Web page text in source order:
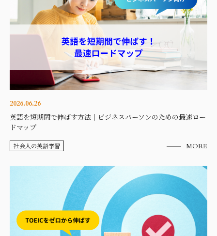
2026.06.26
英語を短期間で伸ばす方法｜ビジネスパーソンのための最速ロー
ドマップ
社会人の英語学習 MORE